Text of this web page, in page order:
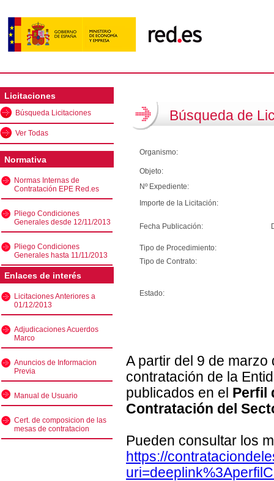
Licitaciones
Búsqueda Licitaciones
Ver Todas
Normativa
Normas Internas de
Contratación EPE Red.es
Pliego Condiciones
Generales desde 12/11/2013
Pliego Condiciones
Generales hasta 11/11/2013
Enlaces de interés
Licitaciones Anteriores a
01/12/2013
Adjudicaciones Acuerdos
Marco
Anuncios de Informacion
Previa
Manual de Usuario
Cert. de composicion de las
mesas de contratacion
Búsqueda de
Organismo:
Objeto:
Nº Expediente:
Importe de la Licitación:
Fecha Publicación:
Tipo de Procedimiento:
Tipo de Contrato:
Estado:
A partir del 9 de
contratación de la
publicados en el Perfil
Contratación del
Pueden consultar los
https://